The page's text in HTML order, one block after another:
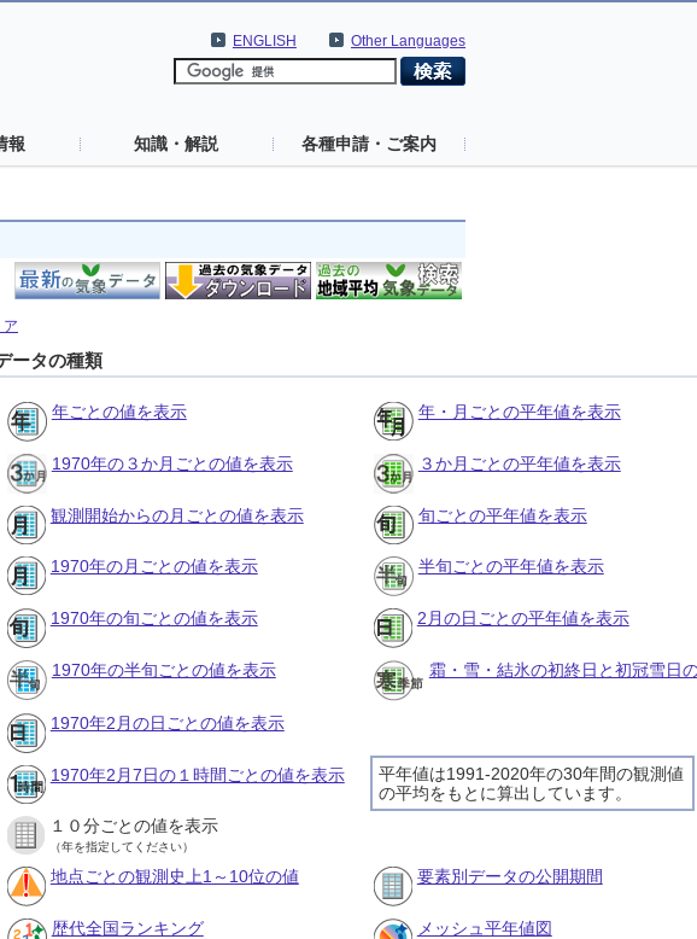
Other Languages
ENGLISH
報 知識・解説 各種申請・ご案内
ア
ータの種類
年ごとの値を表示 年・月ごとの平年値を表示
1970年の３か月ごとの値を表示 ３か月ごとの平年値を表示
観測開始からの月ごとの値を表示 旬ごとの平年値を表示
1970年の月ごとの値を表示 半旬ごとの平年値を表示
1970年の旬ごとの値を表示 2月の日ごとの平年値を表示
1970年の半旬ごとの値を表示 霜・雪・結氷の初終日と初冠雪日
1970年2月の日ごとの値を表示
平年値は1991-2020年の30年間の観測値
の平均をもとに算出しています。
1970年2月7日の１時間ごとの値を表示
１０分ごとの値を表示
（年を指定してください）
地点ごとの観測史上1～10位の値 要素別データの公開期間
歴代全国ランキング メッシュ平年値図